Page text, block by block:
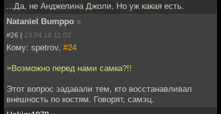
...Да, не Анджелина Джоли. Но уж какая есть.
Nataniel Bumppo »
#26 | 23.04.18 11:02
Кому: spetrov, #24
>Возможно перед нами самка?!!
Этот вопрос задавали тем, кто восстанавливал
внешность по костям. Говорят, самэц.